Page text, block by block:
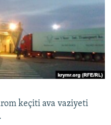
keçiti ava vaziyeti